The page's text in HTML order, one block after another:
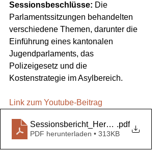
Sessionsbeschlüsse: Die
Parlamentssitzungen behandelten
verschiedene Themen, darunter die
Einführung eines kantonalen
Jugendparlaments, das
Polizeigesetz und die
Kostenstrategie im Asylbereich.
Link zum Youtube-Beitrag
Sessionsbericht_Herbst2023
.pdf
PDF herunterladen • 313KB